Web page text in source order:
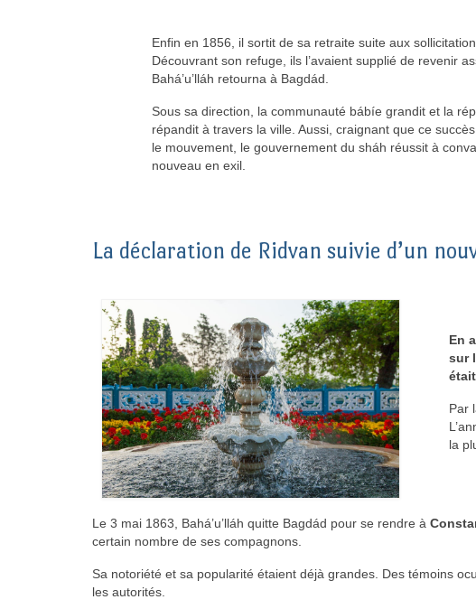
Enfin en 1856, il sortit de sa retraite suite aux
Découvrant son refuge, ils l’avaient supplié de revenir
Bahá’u’lláh retourna à Bagdád.
Sous sa direction, la communauté bábíe grandit et la
répandit à travers la ville. Aussi, craignant que ce
le mouvement, le gouvernement du sháh réussit à
nouveau en exil.
La déclaration de Ridvan suivie d’un
En
sur
Par
la
Le 3 mai 1863, Bahá’u’lláh quitte Bagdád pour se rendre à
certain nombre de ses compagnons.
Sa notoriété et sa popularité étaient déjà grandes. Des témoins
les autorités.